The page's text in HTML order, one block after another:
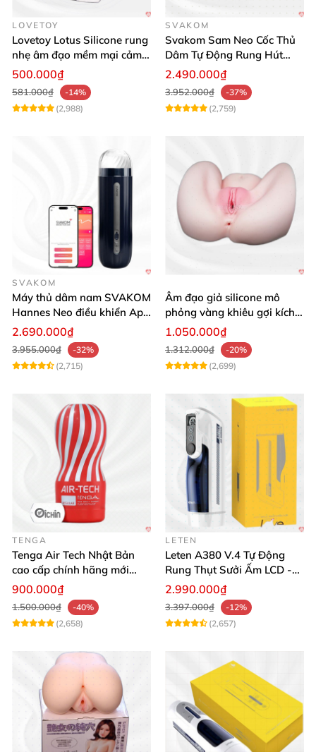
LOVETOY
Lovetoy Lotus Silicone rung
nhẹ âm đạo mềm mại cảm
giác thật
500.000₫
581.000₫
-14%
(2,988)
SVAKOM
Svakom Sam Neo Cốc Thủ
Dâm Tự Động Rung Hút
App Điều Khiển Xa
2.490.000₫
3.952.000₫
-37%
(2,759)
SVAKOM
Máy thủ dâm nam SVAKOM
Hannes Neo điều khiển App
tương tác
2.690.000₫
3.955.000₫
-32%
(2,715)
Âm đạo giả silicone mô
phỏng vàng khiêu gợi kích
thích mua
1.050.000₫
1.312.000₫
-20%
(2,699)
TENGA
Tenga Air Tech Nhật Bản
cao cấp chính hãng mới
seal giá tốt
900.000₫
1.500.000₫
-40%
(2,658)
LETEN
Leten A380 V.4 Tự Động
Rung Thụt Sưởi Ấm LCD -
Mua Ngay
2.990.000₫
3.397.000₫
-12%
(2,657)